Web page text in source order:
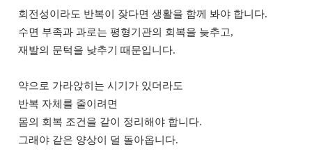
회전성이라도 반복이 잦다면 생활을 함께 봐야 합니다.
수면 부족과 과로는 평형기관의 회복을 늦추고,
재발의 문턱을 낮추기 때문입니다.
약으로 가라앉히는 시기가 있더라도
반복 자체를 줄이려면
몸의 회복 조건을 같이 정리해야 합니다.
그래야 같은 양상이 덜 돌아옵니다.